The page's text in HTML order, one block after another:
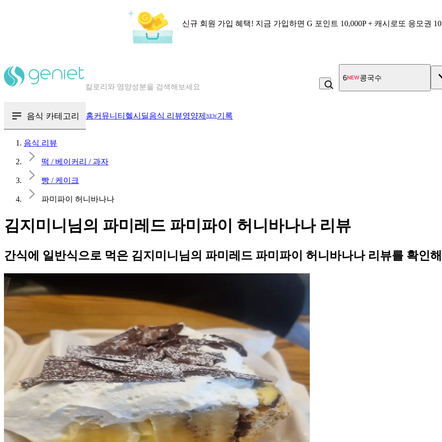
신규 회원 가입 혜택! 지금 가입하면 G 포인트 10,000P + 캐시로또 응모권
혈당 · 다이어트 음식 검색해보세요
7 고100 촉촉 고구마 스틱
음식 카테고리 홈커뮤니티 헬시딜음식 리뷰영양제 NEW기록
음식 리뷰
떡 / 베이커리 / 과자
빵 / 케이크
파미파이 허니바나나
김지미니님의 파미레드 파미파이 허니바나나 리뷰
간식에 일반식으로 먹은 김지미니님의 파미레드 파미파이 허니바나나 리뷰를 확인